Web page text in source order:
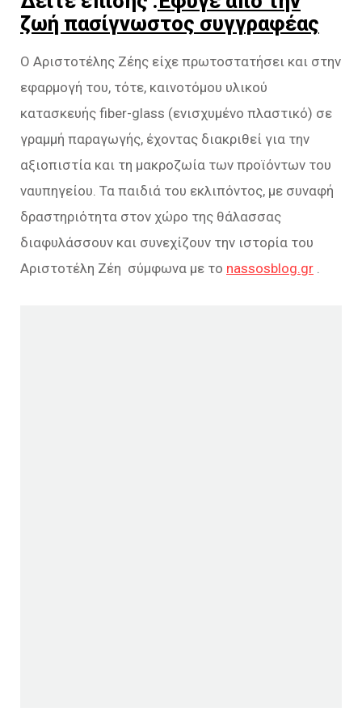
ζωή πασίγνωστος συγγραφέας
Ο Αριστοτέλης Ζέης είχε πρωτοστατήσει και στην
εφαρμογή του, τότε, καινοτόμου υλικού
κατασκευής fiber-glass (ενισχυμένο πλαστικό) σε
γραμμή παραγωγής, έχοντας διακριθεί για την
αξιοπιστία και τη μακροζωία των προϊόντων του
ναυπηγείου. Τα παιδιά του εκλιπόντος, με συναφή
δραστηριότητα στον χώρο της θάλασσας
διαφυλάσσουν και συνεχίζουν την ιστορία του
Αριστοτέλη Ζέη σύμφωνα με το nassosblog.gr